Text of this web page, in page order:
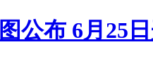
公布 6月25